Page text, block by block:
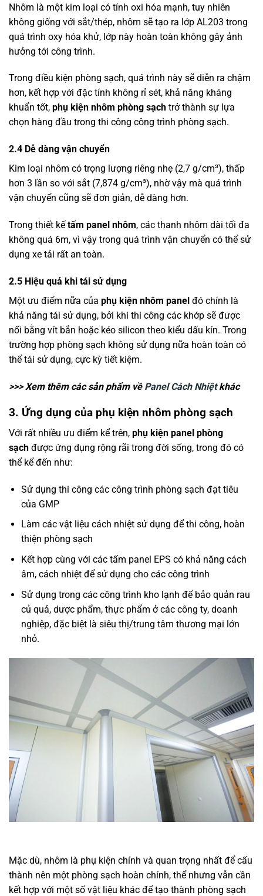
Nhôm là một kim loại có tính oxi hóa mạnh, tuy nhiên
không giống với sắt/thép, nhôm sẽ tạo ra lớp AL203 trong
quá trình oxy hóa khử, lớp này hoàn toàn không gây ảnh
hưởng tới công trình.
Trong điều kiện phòng sạch, quá trình này sẽ diễn ra chậm
hơn, kết hợp với đặc tính không rỉ sét, khả năng kháng
khuẩn tốt, phụ kiện nhôm phòng sạch trở thành sự lựa
chọn hàng đầu trong thi công công trình phòng sạch.
2.4 Dễ dàng vận chuyển
Kim loại nhôm có trọng lượng riêng nhẹ (2,7 g/cm³), thấp
hơn 3 lần so với sắt (7,874 g/cm³), nhờ vậy mà quá trình
vận chuyển cũng sẽ đơn giản, dễ dàng hơn.
Trong thiết kếtấm panel nhôm, các thanh nhôm dài tối đa
không quá 6m, vì vậy trong quá trình vận chuyển có thể sử
dụng xe tải rất an toàn.
2.5 Hiệu quả khi tái sử dụng
Một ưu điểm nữa của phụ kiện nhôm panel đó chính là
khả năng tái sử dụng, bởi khi thi công các khớp sẽ được
nối bằng vít bắn hoặc kéo silicon theo kiểu dấu kín. Trong
trường hợp phòng sạch không sử dụng nữa hoàn toàn có
thể tái sử dụng, cực kỳ tiết kiệm.
>>> Xem thêm các sản phẩm về Panel Cách Nhiệtkhác
3. Ứng dụng của phụ kiện nhôm phòng sạch
Với rất nhiều ưu điểm kể trên, phụ kiện panel phòng
sạch được ứng dụng rộng rãi trong đời sống, trong đó có
thể kể đến như:
Sử dụng thi công các công trình phòng sạch đạt tiêu
của GMP
Làm các vật liệu cách nhiệt sử dụng để thi công, hoàn
thiện phòng sạch
Kết hợp cùng với các tấm panel EPS có khả năng cách
âm, cách nhiệt để sử dụng cho các công trình
Sử dụng trong các công trình kho lạnh để bảo quản rau
củ quả, dược phẩm, thực phẩm ở các công ty, doanh
nghiệp, đặc biệt là siêu thị/trung tâm thương mại lớn
nhỏ.
Mặc dù, nhôm là phụ kiện chính và quan trọng nhất để cấu
thành nên một phòng sạch hoàn chính, thể nhưng vẫn cần
kết hợp với một số vật liệu khác để tạo thành phòng sạch